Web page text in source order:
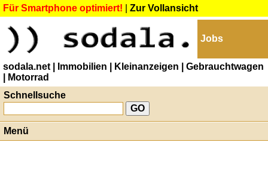
Für Smartphone optimiert! Zur Vollansicht
Jobs
sodala.net | Immobilien | Kleinanzeigen
| Gebrauchtwagen
| Motorrad
Schnellsuche
Menü